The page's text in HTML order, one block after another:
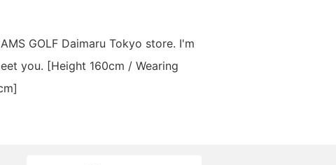
GOLF Daimaru Tokyo store. I'm
you. [Height 160cm / Wearing